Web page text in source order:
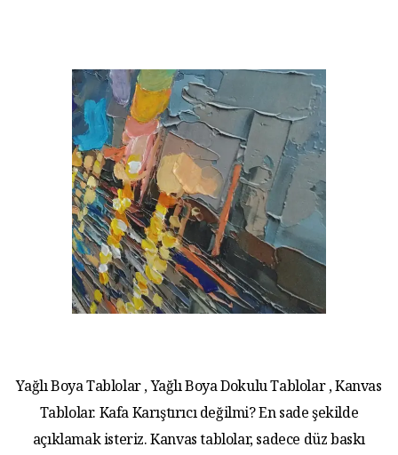
Yağlı Boya Tablolar , Yağlı Boya Dokulu Tablolar , Kanvas
Tablolar. Kafa Karıştırıcı değilmi? En sade şekilde
açıklamak isteriz. Kanvas tablolar, sadece düz baskı